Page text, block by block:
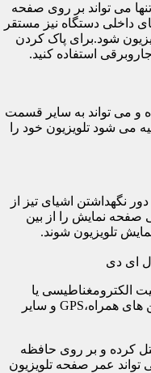
می تواند بر روی صفحه
داخلی دستگاه نیز مستقر
شود.برای پاک کردن
استفاده کنید.
و می تواند به سایر قسمت
می شود تلویزیون خود را
نگهداشتن اشیای تیز از
صفحه نمایش را از بین
تلویزیون شوند.
الکترومغناطیسی یا
الکتریسیته ساکن هستند مانند فن ها،تلفن های همراه،GPS و سایر
کرده و بر روی حافظه
تواند عمر صفحه تلویزیون